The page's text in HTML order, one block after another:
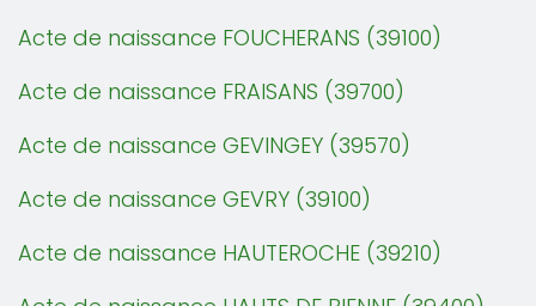
Acte de naissance FOUCHERANS (39100)
Acte de naissance FRAISANS (39700)
Acte de naissance GEVINGEY (39570)
Acte de naissance GEVRY (39100)
Acte de naissance HAUTEROCHE (39210)